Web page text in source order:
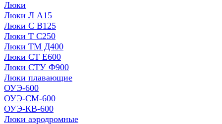
Люки
Люки Л А15
Люки С В125
Люки Т С250
Люки ТМ Д400
Люки СТ Е600
Люки СТУ Ф900
Люки плавающие
ОУЭ-600
ОУЭ-СМ-600
ОУЭ-КВ-600
Люки аэродромные